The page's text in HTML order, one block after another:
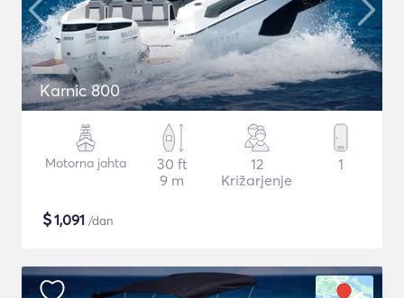
Karnic 800
Motorna jahta
30 ft
9 m
12
Križarjenje
1
$1,091 /dan